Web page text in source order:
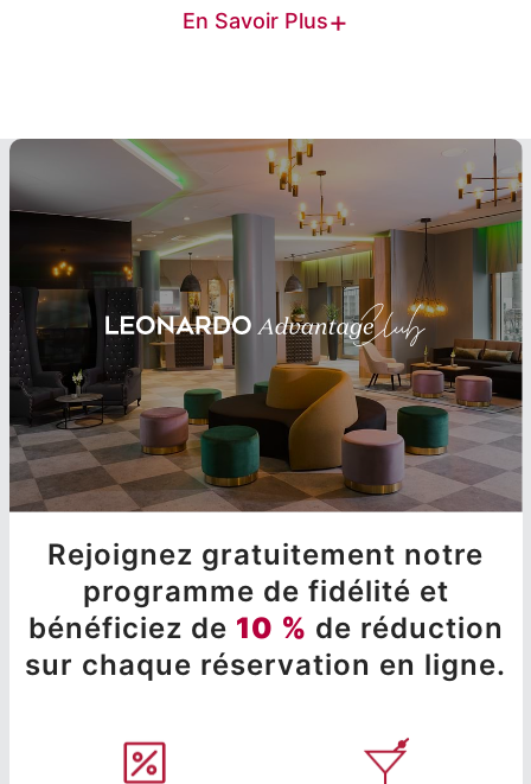
En Savoir Plus+
Rejoignez gratuitement notre
programme de fidélité et
bénéficiez de 10 % de réduction
sur chaque réservation en ligne.